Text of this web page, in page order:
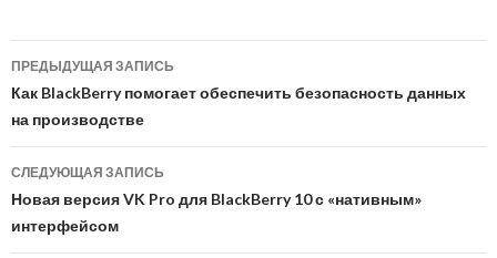
Навигация
по
записям
ПРЕДЫДУЩАЯ ЗАПИСЬ
Как BlackBerry помогает обеспечить безопасность данных
на производстве
СЛЕДУЮЩАЯ ЗАПИСЬ
Новая версия VK Pro для BlackBerry 10 с «нативным»
интерфейсом